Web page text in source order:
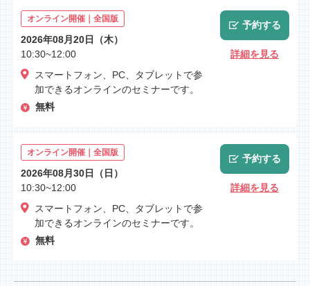
オンライン開催｜全国版
2026年08月20日（木）
10:30~12:00
スマートフォン、PC、タブレットで参
加できるオンラインのセミナーです。
無料
予約する
詳細を見る
オンライン開催｜全国版
2026年08月30日（日）
10:30~12:00
スマートフォン、PC、タブレットで参
加できるオンラインのセミナーです。
無料
予約する
詳細を見る